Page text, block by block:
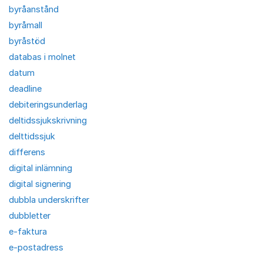
byråanstånd
byråmall
byråstöd
databas i molnet
datum
deadline
debiteringsunderlag
deltidssjukskrivning
delttidssjuk
differens
digital inlämning
digital signering
dubbla underskrifter
dubbletter
e-faktura
e-postadress